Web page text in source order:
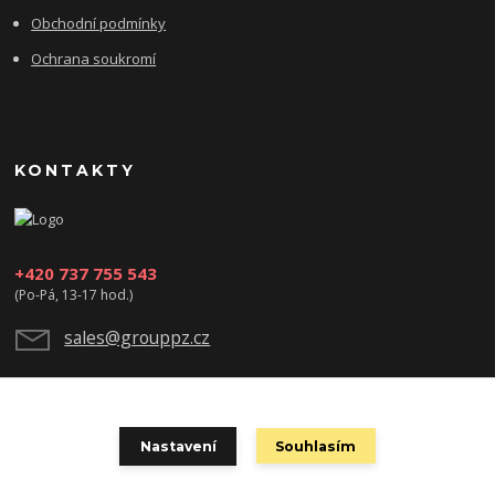
Obchodní podmínky
Ochrana soukromí
KONTAKTY
+420 737 755 543
(Po-Pá, 13-17 hod.)
sales@grouppz.cz
Nastavení Souhlasím